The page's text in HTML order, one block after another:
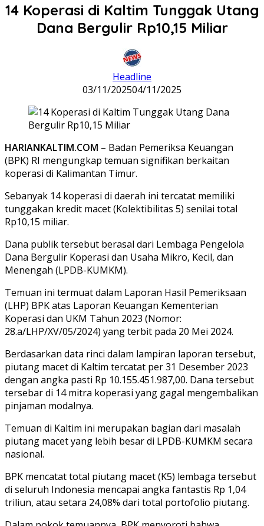
14 Koperasi di Kaltim Tunggak Utang
Dana Bergulir Rp10,15 Miliar
Headline
03/11/202504/11/2025
HARIANKALTIM.COM – Badan Pemeriksa Keuangan
(BPK) RI mengungkap temuan signifikan berkaitan
koperasi di Kalimantan Timur.
Sebanyak 14 koperasi di daerah ini tercatat memiliki
tunggakan kredit macet (Kolektibilitas 5) senilai total
Rp10,15 miliar.
Dana publik tersebut berasal dari Lembaga Pengelola
Dana Bergulir Koperasi dan Usaha Mikro, Kecil, dan
Menengah (LPDB-KUMKM).
Temuan ini termuat dalam Laporan Hasil Pemeriksaan
(LHP) BPK atas Laporan Keuangan Kementerian
Koperasi dan UKM Tahun 2023 (Nomor:
28.a/LHP/XV/05/2024) yang terbit pada 20 Mei 2024.
Berdasarkan data rinci dalam lampiran laporan tersebut,
piutang macet di Kaltim tercatat per 31 Desember 2023
dengan angka pasti Rp 10.155.451.987,00. Dana tersebut
tersebar di 14 mitra koperasi yang gagal mengembalikan
pinjaman modalnya.
Temuan di Kaltim ini merupakan bagian dari masalah
piutang macet yang lebih besar di LPDB-KUMKM secara
nasional.
BPK mencatat total piutang macet (K5) lembaga tersebut
di seluruh Indonesia mencapai angka fantastis Rp 1,04
triliun, atau setara 24,08% dari total portofolio piutang.